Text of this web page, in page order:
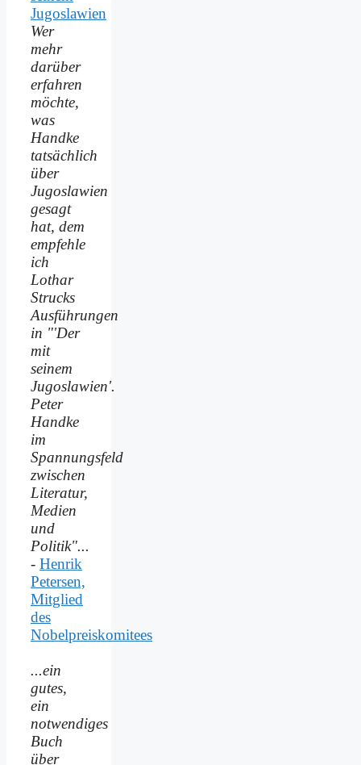
Wer
mehr
darüber
erfahren
möchte,
was
Handke
tatsächlich
über
Jugoslawien
gesagt
hat, dem
empfehle
ich
Lothar
Strucks
Ausführungen
in "'Der
mit
seinem
Jugoslawien'.
Peter
Handke
im
Spannungsfeld
zwischen
Literatur,
Medien
und
Politik"...
- Henrik
Petersen,
Mitglied
des
Nobelpreiskomitees
...ein
gutes,
ein
notwendiges
Buch
über